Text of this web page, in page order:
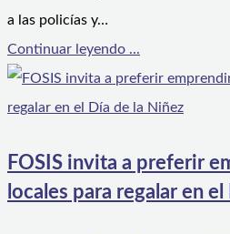
a las policías y…
Continuar leyendo ...
FOSIS invita a preferir
locales para regalar en